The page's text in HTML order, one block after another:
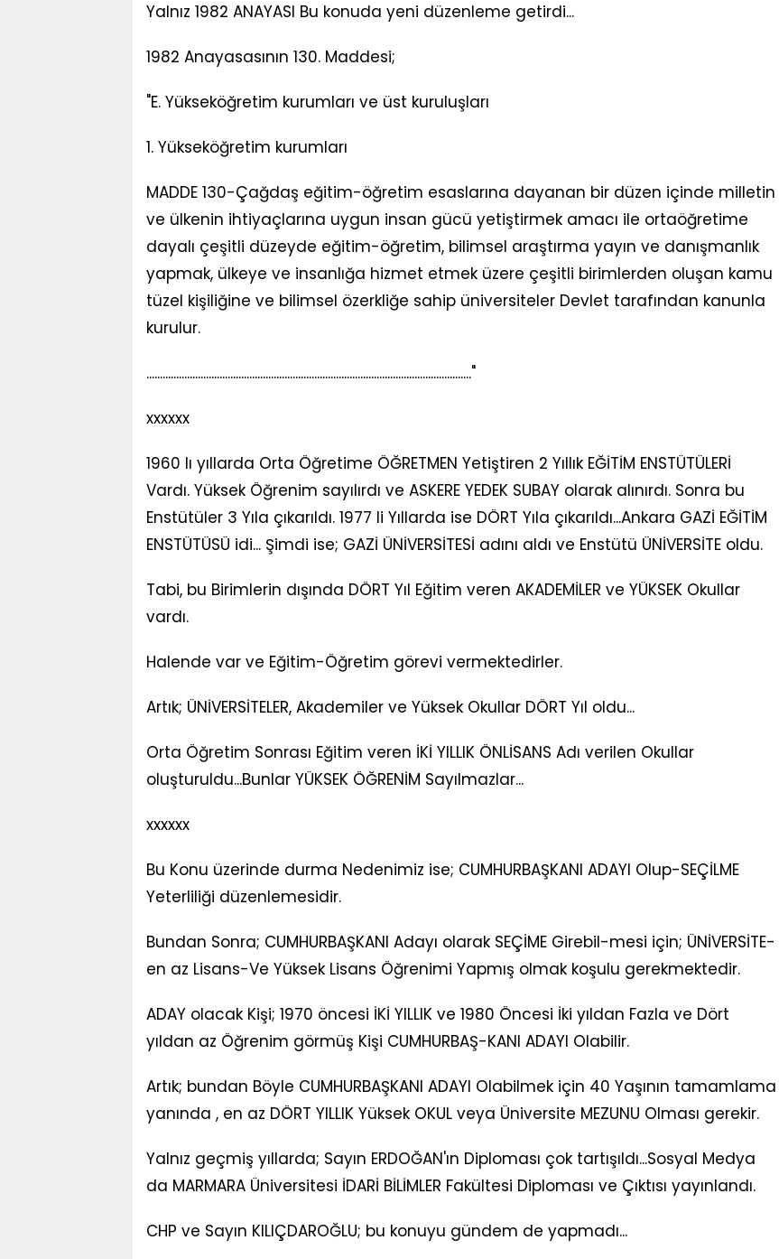
Yalnız 1982 ANAYASI Bu konuda yeni düzenleme getirdi...
1982 Anayasasının 130. Maddesi;
"E. Yükseköğretim kurumları ve üst kuruluşları
1. Yükseköğretim kurumları
MADDE 130-Çağdaş eğitim-öğretim esaslarına dayanan bir düzen içinde milletin
ve ülkenin ihtiyaçlarına uygun insan gücü yetiştirmek amacı ile ortaöğretime
dayalı çeşitli düzeyde eğitim-öğretim, bilimsel araştırma yayın ve danışmanlık
yapmak, ülkeye ve insanlığa hizmet etmek üzere çeşitli birimlerden oluşan kamu
tüzel kişiliğine ve bilimsel özerkliğe sahip üniversiteler Devlet tarafından kanunla
kurulur.
........................................................................................................................"
xxxxxx
1960 lı yıllarda Orta Öğretime ÖĞRETMEN Yetiştiren 2 Yıllık EĞİTİM ENSTÜTÜLERİ
Vardı. Yüksek Öğrenim sayılırdı ve ASKERE YEDEK SUBAY olarak alınırdı. Sonra bu
Enstütüler 3 Yıla çıkarıldı. 1977 li Yıllarda ise DÖRT Yıla çıkarıldı...Ankara GAZİ EĞİTİM
ENSTÜTÜSÜ idi... Şimdi ise; GAZİ ÜNİVERSİTESİ adını aldı ve Enstütü ÜNİVERSİTE oldu.
Tabi, bu Birimlerin dışında DÖRT Yıl Eğitim veren AKADEMİLER ve YÜKSEK Okullar
vardı.
Halende var ve Eğitim-Öğretim görevi vermektedirler.
Artık; ÜNİVERSİTELER, Akademiler ve Yüksek Okullar DÖRT Yıl oldu...
Orta Öğretim Sonrası Eğitim veren İKİ YILLIK ÖNLİSANS Adı verilen Okullar
oluşturuldu...Bunlar YÜKSEK ÖĞRENİM Sayılmazlar...
xxxxxx
Bu Konu üzerinde durma Nedenimiz ise; CUMHURBAŞKANI ADAYI Olup-SEÇİLME
Yeterliliği düzenlemesidir.
Bundan Sonra; CUMHURBAŞKANI Adayı olarak SEÇİME Girebil-mesi için; ÜNİVERSİTE-
en az Lisans-Ve Yüksek Lisans Öğrenimi Yapmış olmak koşulu gerekmektedir.
ADAY olacak Kişi; 1970 öncesi İKİ YILLIK ve 1980 Öncesi İki yıldan Fazla ve Dört
yıldan az Öğrenim görmüş Kişi CUMHURBAŞ-KANI ADAYI Olabilir.
Artık; bundan Böyle CUMHURBAŞKANI ADAYI Olabilmek için 40 Yaşının tamamlama
yanında , en az DÖRT YILLIK Yüksek OKUL veya Üniversite MEZUNU Olması gerekir.
Yalnız geçmiş yıllarda; Sayın ERDOĞAN'ın Diploması çok tartışıldı...Sosyal Medya
da MARMARA Üniversitesi İDARİ BİLİMLER Fakültesi Diploması ve Çıktısı yayınlandı.
CHP ve Sayın KILIÇDAROĞLU; bu konuyu gündem de yapmadı...